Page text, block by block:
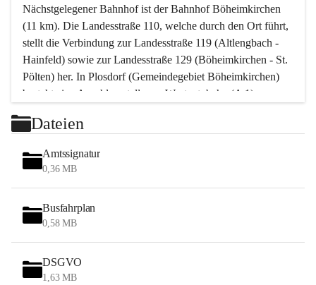
Nächstgelegener Bahnhof ist der Bahnhof Böheimkirchen
(11 km). Die Landesstraße 110, welche durch den Ort führt,
stellt die Verbindung zur Landesstraße 119 (Altlengbach -
Hainfeld) sowie zur Landesstraße 129 (Böheimkirchen - St.
Pölten) her. In Plosdorf (Gemeindegebiet Böheimkirchen)
besteht eine Anschlussstelle zur Westautobahn (A 1).
Wien erreicht man in ca. 45 Minuten.
Stössing zählt noch zum Naherholungsraum Wien sowie
zum Naherholungsraum St. Pölten. Viele Bauernhöfe hatten
„ihre Wiener“. Seit 1960 bauten viele Wiener
Wochenendhäuser im Gemeindegebiet. Wegen des
waldreichen Jagdgebietes haben viele Jagdpächter ihre
Das Wandern ist aus touristischer Sicht die bedeutendste
Tätigkeit. Das hügelige Gebiet mit Wanderwegen durch
Dateien
Amtssignatur
0,36 MB
Busfahrplan
0,58 MB
DSGVO
1,63 MB